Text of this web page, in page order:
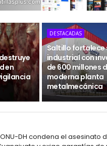
en
DESTACADAS
Saltillo fortalece
industrial con
de 600 millones
moderna planta
metalmecánica
ONU-DH condena el asesinato